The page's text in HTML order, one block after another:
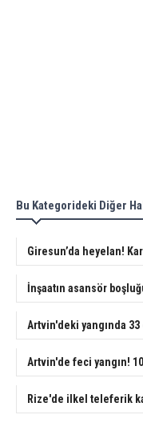
Bu Kategorideki Diğer
Giresun’da heyelan!
İnşaatın asansör
Artvin'deki yangında
Artvin'de feci yangın!
Rize'de ilkel teleferik